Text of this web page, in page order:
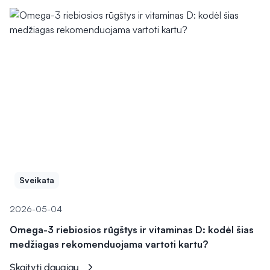
Sveikata
2026-05-04
Omega-3 riebiosios rūgštys ir vitaminas D: kodėl šias
medžiagas rekomenduojama vartoti kartu?
Skaityti daugiau